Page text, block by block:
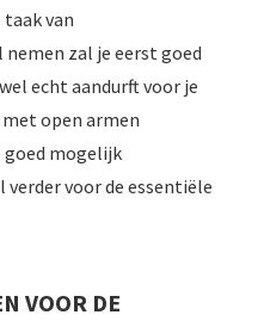
van
zal je eerst goed
echt aandurft voor je
open armen
goed mogelijk
verder voor de essentiële
VOOR DE